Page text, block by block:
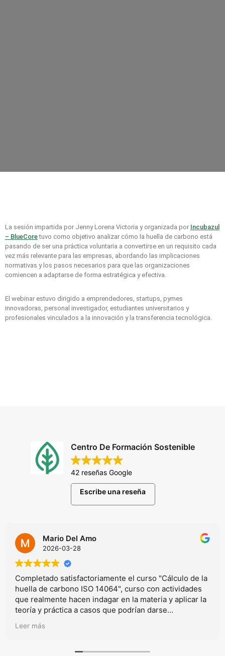
La sesión impartida por Jenny Lorena Victoria y organizada por Incubazul
– BlueCoretuvo como objetivo analizar cómo la huella de carbono está
pasando de ser una práctica voluntaria a convertirse en un requisito cada
vez más relevante para las empresas, abordando las implicaciones
normativas y los pasos necesarios para que las organizaciones
comiencen a adaptarse de forma estratégica y efectiva.
El webinar estuvo dirigido a emprendedores, startups, pymes
innovadoras, personal investigador, estudiantes universitarios y
profesionales vinculados a la innovación y la transferencia tecnológica.
Centro De Formación Sostenible
42 reseñas Google
Escribe una reseña
Mario Del Amo
2026-03-28
Completado satisfactoriamente el curso "Cálculo de la
huella de carbono ISO 14064", curso con actividades
que realmente hacen indagar en la materia y aplicar la
teoría y práctica a casos que podrían darse
Leer más